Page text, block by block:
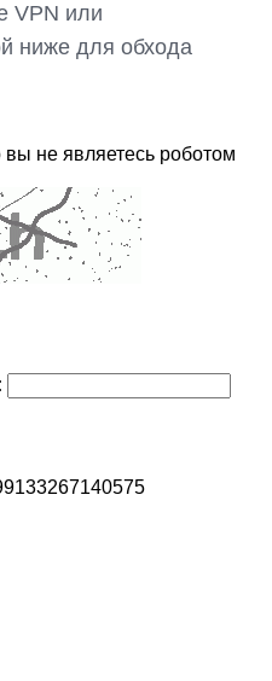
VPN или
ниже для обхода
не являетесь роботом